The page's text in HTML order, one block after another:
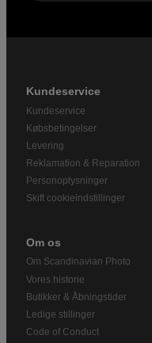
Kundeservice
Kundeservice
Købsbetingelser
Levering
Reklamation & Reparation
Personoplysninger
Skift cookieindstillinger
Om os
Om Scandinavian Photo
Vores historie
Butikker & Åbningstider
Ledige stillinger
Code of Conduct